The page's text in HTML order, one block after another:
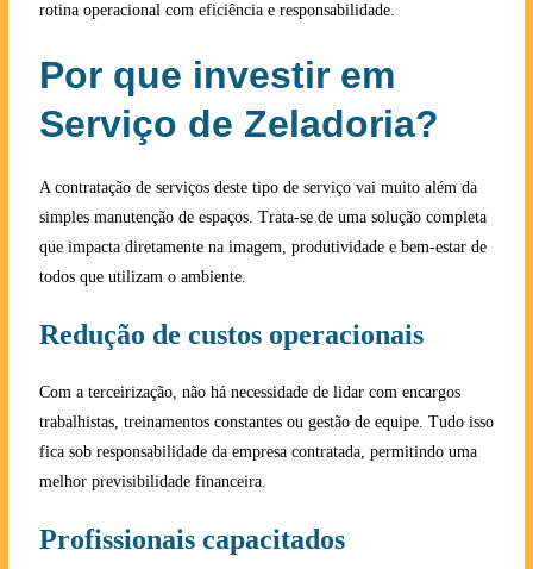
rotina operacional com eficiência e responsabilidade.
Por que investir em
Serviço de Zeladoria?
A contratação de serviços deste tipo de serviço vai muito além da
simples manutenção de espaços. Trata-se de uma solução completa
que impacta diretamente na imagem, produtividade e bem-estar de
todos que utilizam o ambiente.
Redução de custos operacionais
Com a terceirização, não há necessidade de lidar com encargos
trabalhistas, treinamentos constantes ou gestão de equipe. Tudo isso
fica sob responsabilidade da empresa contratada, permitindo uma
melhor previsibilidade financeira.
Profissionais capacitados